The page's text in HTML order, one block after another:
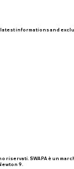
informations and
riservati. SWAPA è un
9.